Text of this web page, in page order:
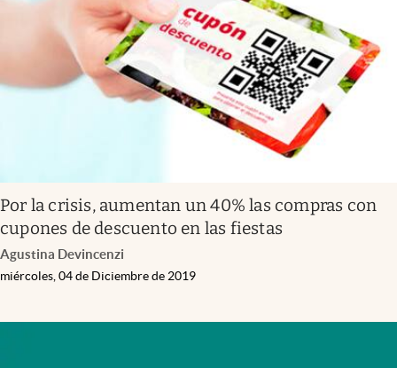
Por la crisis, aumentan un 40% las compras con
cupones de descuento en las fiestas
Agustina Devincenzi
miércoles, 04 de Diciembre de 2019